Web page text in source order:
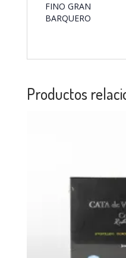
FINO GRAN
BARQUERO
Productos